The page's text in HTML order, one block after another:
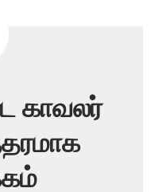
காவலர்